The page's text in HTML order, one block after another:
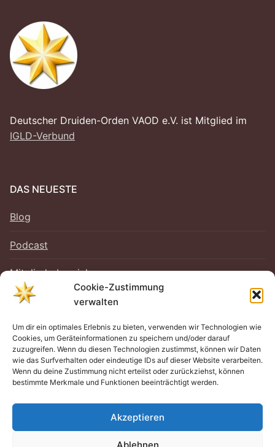
Cookie-Zustimmung
verwalten
Um dir ein optimales Erlebnis zu bieten, verwenden wir Technologien wie
Cookies, um Geräteinformationen zu speichern und/oder darauf
zuzugreifen. Wenn du diesen Technologien zustimmst, können wir Daten
wie das Surfverhalten oder eindeutige IDs auf dieser Website verarbeiten.
Wenn du deine Zustimmung nicht erteilst oder zurückziehst, können
bestimmte Merkmale und Funktionen beeinträchtigt werden.
Akzeptieren
Ablehnen
Deutscher Druiden-Orden VAOD e.V. ist Mitglied im
IGLD-Verbund
DAS NEUESTE
Blog
Podcast
Mitgliederbereich
RECHTLICHES
Impressum
Datenschutz
Cookie-Richtlinie (EU)